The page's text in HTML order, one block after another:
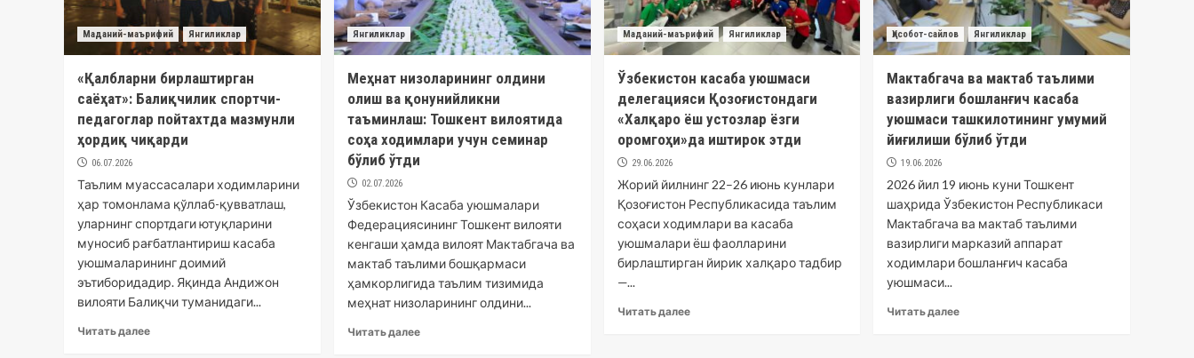
Маданий-маърифий Янгиликлар
«Қалбларни бирлаштирган
саёҳат»: Балиқчилик спортчи-
педагоглар пойтахтда мазмунли
ҳордиқ чиқарди
06.07.2026
Таълим муассасалари ходимларини
ҳар томонлама қўллаб-қувватлаш,
уларнинг спортдаги ютуқларини
муносиб рағбатлантириш касаба
уюшмаларининг доимий
эътиборидадир. Яқинда Андижон
вилояти Балиқчи туманидаги...
Читать далее
Янгиликлар
Меҳнат низоларининг олдини
олиш ва қонунийликни
таъминлаш: Тошкент вилоятида
соҳа ходимлари учун семинар
бўлиб ўтди
02.07.2026
Ўзбекистон Касаба уюшмалари
Федерациясининг Тошкент вилояти
кенгаши ҳамда вилоят Мактабгача ва
мактаб таълими бошқармаси
ҳамкорлигида таълим тизимида
меҳнат низоларининг олдини...
Читать далее
Маданий-маърифий Янгиликлар
Ўзбекистон касаба уюшмаси
делегацияси Қозоғистондаги
«Халқаро ёш устозлар ёзги
оромгоҳи»да иштирок этди
29.06.2026
Жорий йилнинг 22–26 июнь кунлари
Қозоғистон Республикасида таълим
соҳаси ходимлари ва касаба
уюшмалари ёш фаолларини
бирлаштирган йирик халқаро тадбир
—...
Читать далее
Ҳисобот-сайлов Янгиликлар
Мактабгача ва мактаб таълими
вазирлиги бошланғич касаба
уюшмаси ташкилотининг умумий
йиғилиши бўлиб ўтди
19.06.2026
2026 йил 19 июнь куни Тошкент
шаҳрида Ўзбекистон Республикаси
Мактабгача ва мактаб таълими
вазирлиги марказий аппарат
ходимлари бошланғич касаба
уюшмаси...
Читать далее